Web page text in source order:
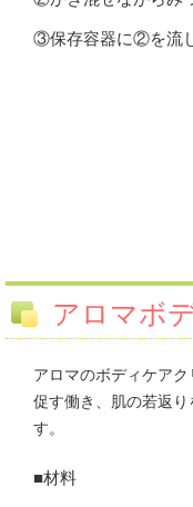
③保存容器に②を流し
アロマボ
アロマのボディケア
促す働き、肌の若返
す。
■材料